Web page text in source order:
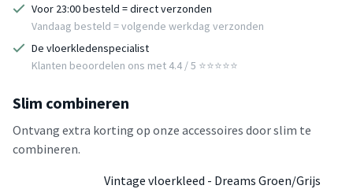
Voor 23:00 besteld = direct verzonden
Vandaag besteld = volgende werkdag verzonden
De vloerkledenspecialist
Klanten beoordelen ons met 4.4 / 5 ⭐⭐⭐⭐⭐
Slim combineren
Ontvang extra korting op onze accessoires door slim te
combineren.
Vintage vloerkleed - Dreams Groen/Grijs